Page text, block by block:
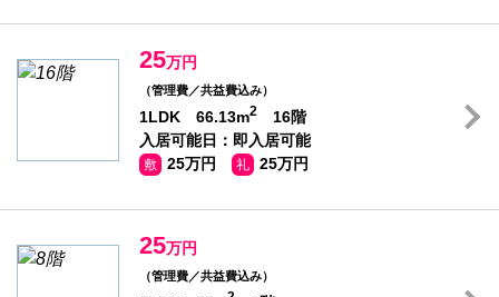
25万円
（管理費／共益費込み）
1LDK 66.13m2
16階
入居可能日：即入居可能
敷 25万円 礼 25万円
25万円
（管理費／共益費込み）